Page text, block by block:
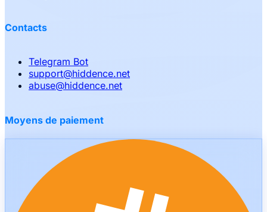
Contacts
Telegram Bot
support@hiddence.net
abuse@hiddence.net
Moyens de paiement